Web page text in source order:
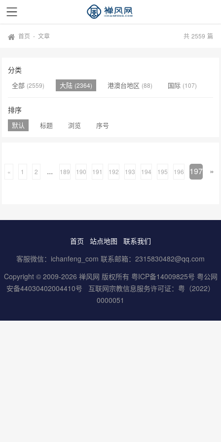
首页 -文章 共 2559 篇
分类
全部 (2559) 大陆 (2364) 港澳台地区 (88) 国际 (107)
排序
默认 标题 浏览 序号
« 1 2 ... 189 190 191 192 193 194 195 196 197 »
首页 站点地图
联系我们
客服微信：ichanfeng_com 联系邮箱：2315830482@qq.com
Copyright © 2009-2026 禅风网 版权所有 粤ICP备14009825号 粤公网
安备44030402004410号
互联网宗教信息服务许可证：粤（2022）
0000051